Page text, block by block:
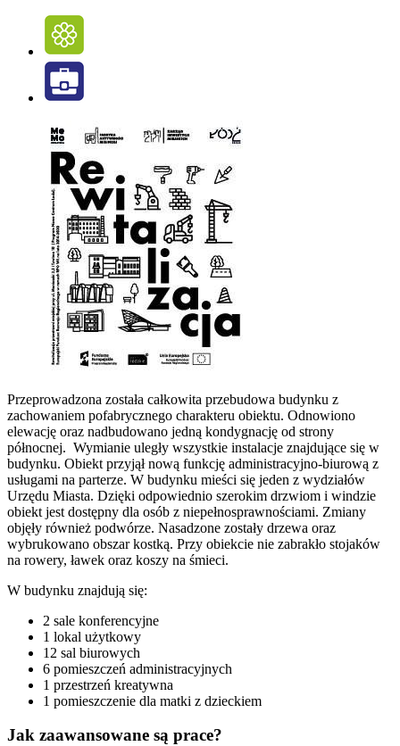
Przeprowadzona została całkowita przebudowa budynku z
zachowaniem pofabrycznego charakteru obiektu. Odnowiono
elewację oraz nadbudowano jedną kondygnację od strony
północnej. Wymianie uległy wszystkie instalacje znajdujące się w
budynku. Obiekt przyjął nową funkcję administracyjno-biurową z
usługami na parterze. W budynku mieści się jeden z wydziałów
Urzędu Miasta. Dzięki odpowiednio szerokim drzwiom i windzie
obiekt jest dostępny dla osób z niepełnosprawnościami. Zmiany
objęły również podwórze. Nasadzone zostały drzewa oraz
wybrukowano obszar kostką. Przy obiekcie nie zabrakło stojaków
na rowery, ławek oraz koszy na śmieci.
W budynku znajdują się:
2 sale konferencyjne
1 lokal użytkowy
12 sal biurowych
6 pomieszczeń administracyjnych
1 przestrzeń kreatywna
1 pomieszczenie dla matki z dzieckiem
Jak zaawansowane są prace?